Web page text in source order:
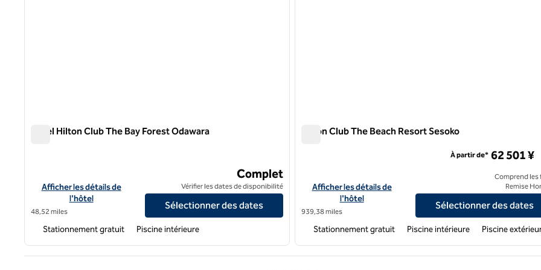
Hôtel Hilton Club The Bay Forest Odawara
Afficher les détails de l'hôtel Hilton Club The Bay Forest Odawara
Afficher les détails de
l'hôtel
48,52 miles
Complet
Vérifier les dates de disponibilité
Sélectionner des dates
Stationnement gratuit Piscine intérieure
Hilton Club The Beach Resort Sesoko
Afficher les détails de l'hôtel Hilton Club The Beach Resort
Afficher les détails de
l'hôtel
939,38 miles
À partir de* 62 501 ¥
Comprend les
Remise
Sélectionner des dates
Stationnement gratuit Piscine intérieure Piscine